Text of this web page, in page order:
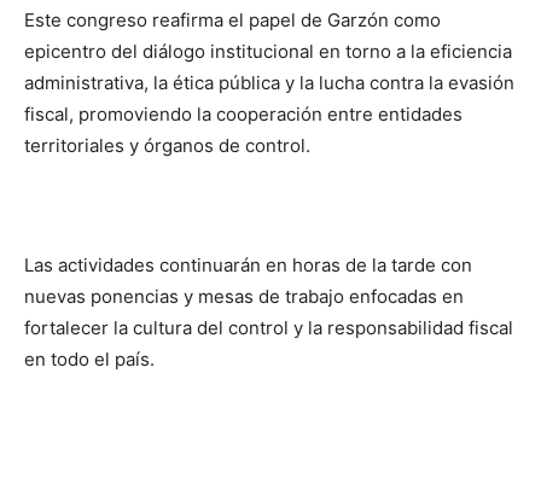
Este congreso reafirma el papel de Garzón como
epicentro del diálogo institucional en torno a la eficiencia
administrativa, la ética pública y la lucha contra la evasión
fiscal, promoviendo la cooperación entre entidades
territoriales y órganos de control.
Las actividades continuarán en horas de la tarde con
nuevas ponencias y mesas de trabajo enfocadas en
fortalecer la cultura del control y la responsabilidad fiscal
en todo el país.